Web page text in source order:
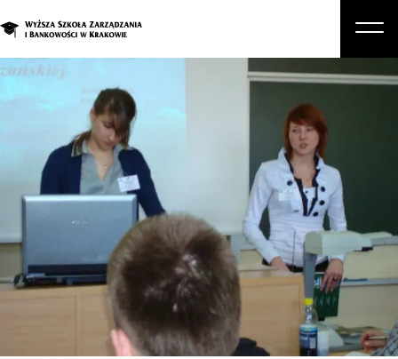
O nas
Studia podyplomowe i kursy
Kandydat
Student
Zapisz się na studia